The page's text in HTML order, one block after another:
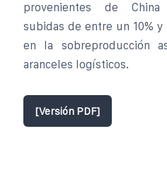
provenientes de China
subidas de entre un 10%
en la sobreproducción
aranceles logísticos.
[Versión PDF]